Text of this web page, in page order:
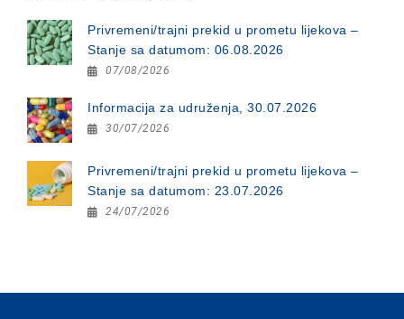
Privremeni/trajni prekid u prometu lijekova –
Stanje sa datumom: 06.08.2026
07/08/2026
Informacija za udruženja, 30.07.2026
30/07/2026
Privremeni/trajni prekid u prometu lijekova –
Stanje sa datumom: 23.07.2026
24/07/2026